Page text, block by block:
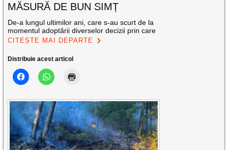
MĂSURĂ DE BUN SIMȚ
De-a lungul ultimilor ani, care s-au scurt de la
momentul adoptării diverselor decizii prin care
CITEȘTE MAI DEPARTE
Distribuie acest articol